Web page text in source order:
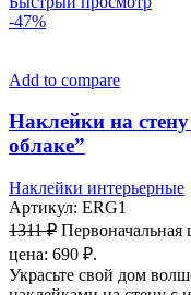
-47%
Add to compare
Наклейки на
облаке”
Наклейки интерьерные
Артикул: ERG1
1311₽ Первоначальная
цена: 690 ₽.
Украсьте свой дом